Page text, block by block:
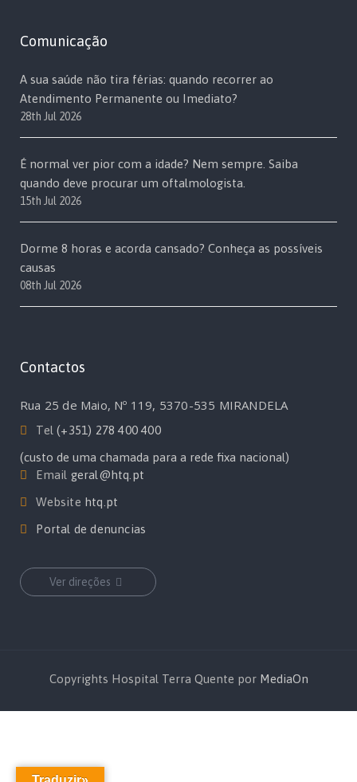
Comunicação
A sua saúde não tira férias: quando recorrer ao
Atendimento Permanente ou Imediato?
28th Jul 2026
É normal ver pior com a idade? Nem sempre. Saiba
quando deve procurar um oftalmologista.
15th Jul 2026
Dorme 8 horas e acorda cansado? Conheça as possíveis
causas
08th Jul 2026
Contactos
Rua 25 de Maio, Nº 119, 5370-535 MIRANDELA
Tel(+351) 278 400 400
(custo de uma chamada para a rede fixa nacional)
Email geral@htq.pt
Website htq.pt
Portal de denuncias
Ver direções
Copyrights Hospital Terra Quente por MediaOn